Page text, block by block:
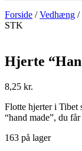
Forside /Vedhæng /
STK
Hjerte
8,25 kr.
Flotte hjerter i Tibet
“hand made”, du
163 på lager